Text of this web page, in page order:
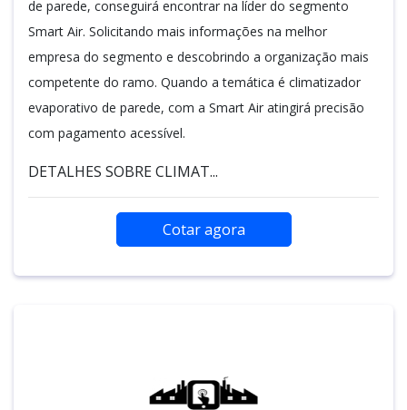
de parede, conseguirá encontrar na líder do segmento
Smart Air. Solicitando mais informações na melhor
empresa do segmento e descobrindo a organização mais
competente do ramo. Quando a temática é climatizador
evaporativo de parede, com a Smart Air atingirá precisão
com pagamento acessível.
DETALHES SOBRE CLIMAT...
Cotar agora